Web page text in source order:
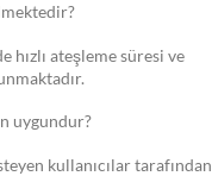
hızlı ateşleme süresi ve
uygundur?
kullanıcılar tarafından